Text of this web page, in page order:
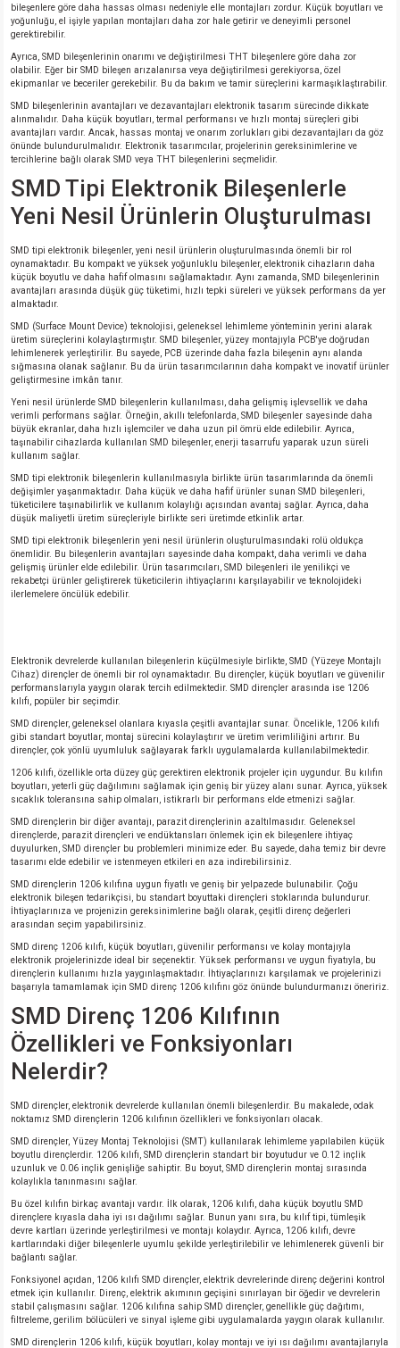
bileşenlere göre daha hassas olması nedeniyle elle montajları zordur. Küçük boyutları ve
yoğunluğu, el işiyle yapılan montajları daha zor hale getirir ve deneyimli personel
gerektirebilir.
Ayrıca, SMD bileşenlerinin onarımı ve değiştirilmesi THT bileşenlere göre daha zor
olabilir. Eğer bir SMD bileşen arızalanırsa veya değiştirilmesi gerekiyorsa, özel
ekipmanlar ve beceriler gerekebilir. Bu da bakım ve tamir süreçlerini karmaşıklaştırabilir.
SMD bileşenlerinin avantajları ve dezavantajları elektronik tasarım sürecinde dikkate
alınmalıdır. Daha küçük boyutları, termal performansı ve hızlı montaj süreçleri gibi
avantajları vardır. Ancak, hassas montaj ve onarım zorlukları gibi dezavantajları da göz
önünde bulundurulmalıdır. Elektronik tasarımcılar, projelerinin gereksinimlerine ve
tercihlerine bağlı olarak SMD veya THT bileşenlerini seçmelidir.
SMD Tipi Elektronik Bileşenlerle
Yeni Nesil Ürünlerin Oluşturulması
SMD tipi elektronik bileşenler, yeni nesil ürünlerin oluşturulmasında önemli bir rol
oynamaktadır. Bu kompakt ve yüksek yoğunluklu bileşenler, elektronik cihazların daha
küçük boyutlu ve daha hafif olmasını sağlamaktadır. Aynı zamanda, SMD bileşenlerinin
avantajları arasında düşük güç tüketimi, hızlı tepki süreleri ve yüksek performans da yer
almaktadır.
SMD (Surface Mount Device) teknolojisi, geleneksel lehimleme yönteminin yerini alarak
üretim süreçlerini kolaylaştırmıştır. SMD bileşenler, yüzey montajıyla PCB'ye doğrudan
lehimlenerek yerleştirilir. Bu sayede, PCB üzerinde daha fazla bileşenin aynı alanda
sığmasına olanak sağlanır. Bu da ürün tasarımcılarının daha kompakt ve inovatif ürünler
geliştirmesine imkân tanır.
Yeni nesil ürünlerde SMD bileşenlerin kullanılması, daha gelişmiş işlevsellik ve daha
verimli performans sağlar. Örneğin, akıllı telefonlarda, SMD bileşenler sayesinde daha
büyük ekranlar, daha hızlı işlemciler ve daha uzun pil ömrü elde edilebilir. Ayrıca,
taşınabilir cihazlarda kullanılan SMD bileşenler, enerji tasarrufu yaparak uzun süreli
kullanım sağlar.
SMD tipi elektronik bileşenlerin kullanılmasıyla birlikte ürün tasarımlarında da önemli
değişimler yaşanmaktadır. Daha küçük ve daha hafif ürünler sunan SMD bileşenleri,
tüketicilere taşınabilirlik ve kullanım kolaylığı açısından avantaj sağlar. Ayrıca, daha
düşük maliyetli üretim süreçleriyle birlikte seri üretimde etkinlik artar.
SMD tipi elektronik bileşenlerin yeni nesil ürünlerin oluşturulmasındaki rolü oldukça
önemlidir. Bu bileşenlerin avantajları sayesinde daha kompakt, daha verimli ve daha
gelişmiş ürünler elde edilebilir. Ürün tasarımcıları, SMD bileşenleri ile yenilikçi ve
rekabetçi ürünler geliştirerek tüketicilerin ihtiyaçlarını karşılayabilir ve teknolojideki
ilerlemelere öncülük edebilir.
Elektronik devrelerde kullanılan bileşenlerin küçülmesiyle birlikte, SMD (Yüzeye Montajlı
Cihaz) dirençler de önemli bir rol oynamaktadır. Bu dirençler, küçük boyutları ve güvenilir
performanslarıyla yaygın olarak tercih edilmektedir. SMD dirençler arasında ise 1206
kılıfı, popüler bir seçimdir.
SMD dirençler, geleneksel olanlara kıyasla çeşitli avantajlar sunar. Öncelikle, 1206 kılıfı
gibi standart boyutlar, montaj sürecini kolaylaştırır ve üretim verimliliğini artırır. Bu
dirençler, çok yönlü uyumluluk sağlayarak farklı uygulamalarda kullanılabilmektedir.
1206 kılıfı, özellikle orta düzey güç gerektiren elektronik projeler için uygundur. Bu kılıfın
boyutları, yeterli güç dağılımını sağlamak için geniş bir yüzey alanı sunar. Ayrıca, yüksek
sıcaklık toleransına sahip olmaları, istikrarlı bir performans elde etmenizi sağlar.
SMD dirençlerin bir diğer avantajı, parazit dirençlerinin azaltılmasıdır. Geleneksel
dirençlerde, parazit dirençleri ve endüktansları önlemek için ek bileşenlere ihtiyaç
duyulurken, SMD dirençler bu problemleri minimize eder. Bu sayede, daha temiz bir devre
tasarımı elde edebilir ve istenmeyen etkileri en aza indirebilirsiniz.
SMD dirençlerin 1206 kılıfına uygun fiyatlı ve geniş bir yelpazede bulunabilir. Çoğu
elektronik bileşen tedarikçisi, bu standart boyuttaki dirençleri stoklarında bulundurur.
İhtiyaçlarınıza ve projenizin gereksinimlerine bağlı olarak, çeşitli direnç değerleri
arasından seçim yapabilirsiniz.
SMD direnç 1206 kılıfı, küçük boyutları, güvenilir performansı ve kolay montajıyla
elektronik projelerinizde ideal bir seçenektir. Yüksek performansı ve uygun fiyatıyla, bu
dirençlerin kullanımı hızla yaygınlaşmaktadır. İhtiyaçlarınızı karşılamak ve projelerinizi
başarıyla tamamlamak için SMD direnç 1206 kılıfını göz önünde bulundurmanızı öneririz.
SMD Direnç 1206 Kılıfının
Özellikleri ve Fonksiyonları
Nelerdir?
SMD dirençler, elektronik devrelerde kullanılan önemli bileşenlerdir. Bu makalede, odak
noktamız SMD dirençlerin 1206 kılıfının özellikleri ve fonksiyonları olacak.
SMD dirençler, Yüzey Montaj Teknolojisi (SMT) kullanılarak lehimleme yapılabilen küçük
boyutlu dirençlerdir. 1206 kılıfı, SMD dirençlerin standart bir boyutudur ve 0.12 inçlik
uzunluk ve 0.06 inçlik genişliğe sahiptir. Bu boyut, SMD dirençlerin montaj sırasında
kolaylıkla tanınmasını sağlar.
Bu özel kılıfın birkaç avantajı vardır. İlk olarak, 1206 kılıfı, daha küçük boyutlu SMD
dirençlere kıyasla daha iyi ısı dağılımı sağlar. Bunun yanı sıra, bu kılıf tipi, tümleşik
devre kartları üzerinde yerleştirilmesi ve montajı kolaydır. Ayrıca, 1206 kılıfı, devre
kartlarındaki diğer bileşenlerle uyumlu şekilde yerleştirilebilir ve lehimlenerek güvenli bir
bağlantı sağlar.
Fonksiyonel açıdan, 1206 kılıfı SMD dirençler, elektrik devrelerinde direnç değerini kontrol
etmek için kullanılır. Direnç, elektrik akımının geçişini sınırlayan bir öğedir ve devrelerin
stabil çalışmasını sağlar. 1206 kılıfına sahip SMD dirençler, genellikle güç dağıtımı,
filtreleme, gerilim bölücüleri ve sinyal işleme gibi uygulamalarda yaygın olarak kullanılır.
SMD dirençlerin 1206 kılıfı, küçük boyutları, kolay montajı ve iyi ısı dağılımı avantajlarıyla